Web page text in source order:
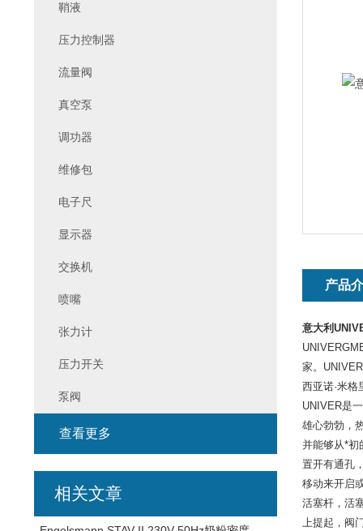
产品
意大利
家。
西亚诺·米
UNIVER是
雄心勃勃，
并能够从*初
置开有通孔
移动来开启
活塞杆，活
上提起，阀
鞘液
压力控制器
流量阀
真空泵
调功器
维修包
电子尺
显示器
交换机
喷嘴
张力计
压力开关
泵阀
查看更多
相关文章